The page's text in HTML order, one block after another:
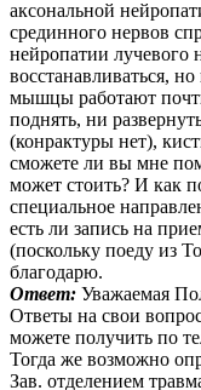
аксональной
срединного нервов
нейропатии лучевого
восстанавливаться,
мышцы работают
поднять, ни
(конрактуры нет),
сможете ли вы мне
может стоить? И как
специальное
есть ли запись на
(поскольку поеду из
благодарю.
Ответ: Уважаемая
Ответы на свои
можете получить по
Тогда же возможно
Зав. отделением